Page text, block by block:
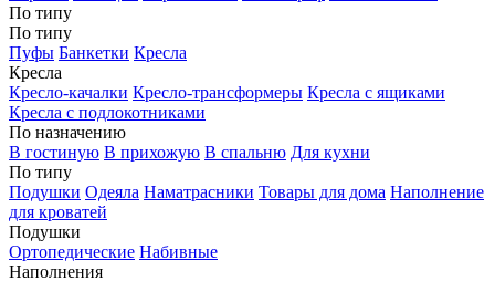
По типу
По типу
Пуфы Банкетки Кресла
Кресла
Кресло-качалки Кресло-трансформеры Кресла с ящиками
Кресла с подлокотниками
По назначению
В гостиную В прихожую В спальню Для кухни
По типу
Подушки Одеяла Наматрасники Товары для дома Наполнение
для кроватей
Подушки
Ортопедические Набивные
Наполнения